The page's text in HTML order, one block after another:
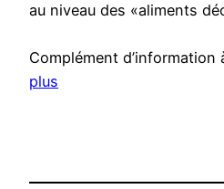
au niveau des «aliments
Complément d’information
plus